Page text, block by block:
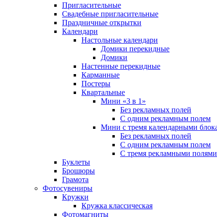
Пригласительные
Свадебные пригласительные
Праздничные открытки
Календари
Настольные календари
Домики перекидные
Домики
Настенные перекидные
Карманные
Постеры
Квартальные
Мини «3 в 1»
Без рекламных полей
С одним рекламным полем
Мини с тремя календарными
Без рекламных полей
С одним рекламным полем
С тремя рекламными полями
Буклеты
Брошюры
Грамота
Фотосувениры
Кружки
Кружка классическая
Фотомагниты